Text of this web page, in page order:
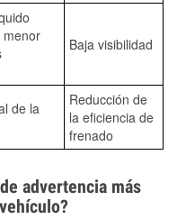
menor
Baja visibilidad
de la
Reducción de
la eficiencia de
frenado
advertencia más